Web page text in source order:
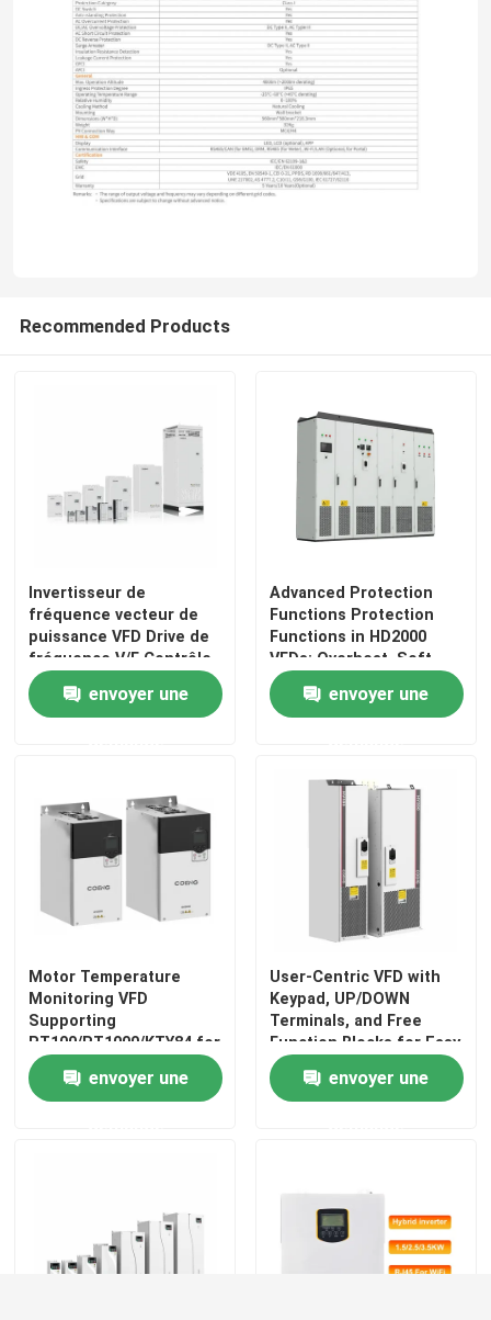
Recommended Products
Invertisseur de
fréquence vecteur de
puissance VFD Drive de
fréquence V/F Contrôle
200-240V 1PH/3PH
Voltage d'entrée Basse
envoyer une
Advanced Protection
Functions Protection
Functions in HD2000
VFDs: Overheat, Soft-
Start, and IGBT Safety
envoyer une
Motor Temperature
Monitoring VFD
Supporting
PT100/PT1000/KTY84 for
Reliable Performance
envoyer une
User-Centric VFD with
Keypad, UP/DOWN
Terminals, and Free
Function Blocks for Easy
Operation and Setup
envoyer une